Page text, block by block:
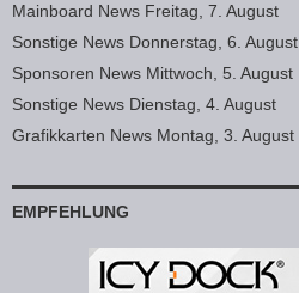
Mainboard News Freitag, 7. August
Sonstige News Donnerstag, 6. August
Sponsoren News Mittwoch, 5. August
Sonstige News Dienstag, 4. August
Grafikkarten News Montag, 3. August
EMPFEHLUNG